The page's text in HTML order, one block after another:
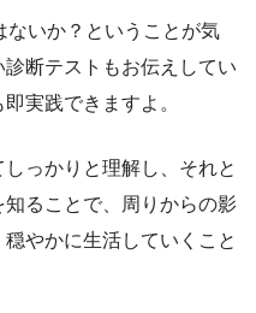
ないか？ということが気
断テストもお伝えしてい
実践できますよ。
っかりと理解し、それと
知ることで、周りからの影
やかに生活していくこと